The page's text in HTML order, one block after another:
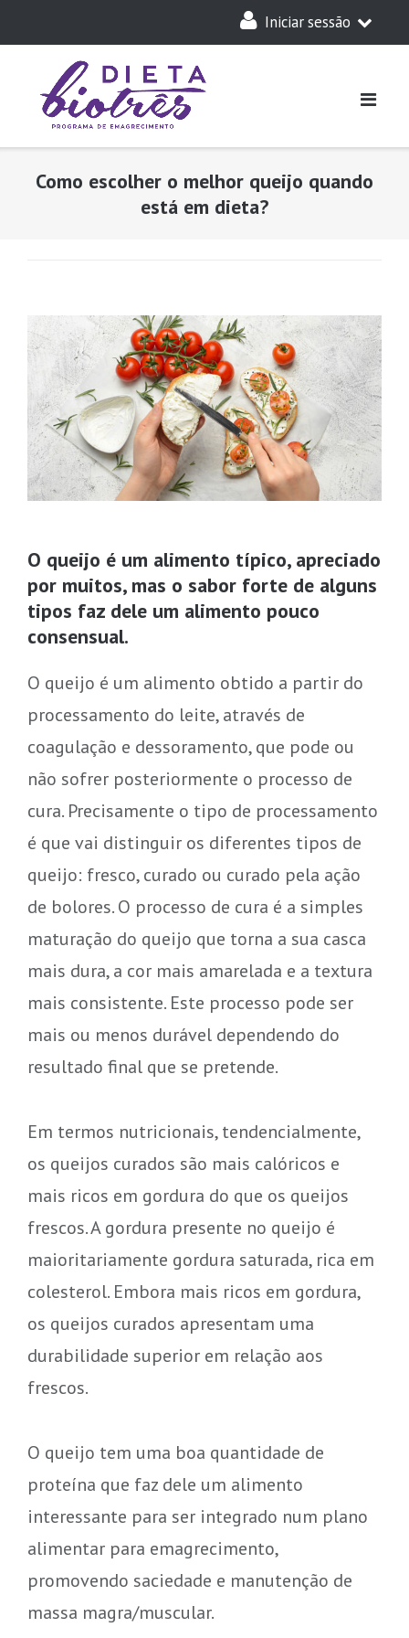
Iniciar sessão
Como escolher o melhor queijo quando
está em dieta?
O queijo é um alimento típico, apreciado
por muitos, mas o sabor forte de alguns
tipos faz dele um alimento pouco
consensual.
O queijo é um alimento obtido a partir do
processamento do leite, através de
coagulação e dessoramento, que pode ou
não sofrer posteriormente o processo de
cura. Precisamente o tipo de processamento
é que vai distinguir os diferentes tipos de
queijo: fresco, curado ou curado pela ação
de bolores. O processo de cura é a simples
maturação do queijo que torna a sua casca
mais dura, a cor mais amarelada e a textura
mais consistente. Este processo pode ser
mais ou menos durável dependendo do
resultado final que se pretende.
Em termos nutricionais, tendencialmente,
os queijos curados são mais calóricos e
mais ricos em gordura do que os queijos
frescos. A gordura presente no queijo é
maioritariamente gordura saturada, rica em
colesterol. Embora mais ricos em gordura,
os queijos curados apresentam uma
durabilidade superior em relação aos
frescos.
O queijo tem uma boa quantidade de
proteína que faz dele um alimento
interessante para ser integrado num plano
alimentar para emagrecimento,
promovendo saciedade e manutenção de
massa magra/muscular.